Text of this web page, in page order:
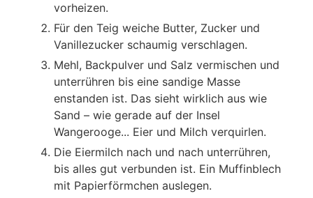
vorheizen.
Für den Teig weiche Butter, Zucker und
Vanillezucker schaumig verschlagen.
Mehl, Backpulver und Salz vermischen und
unterrühren bis eine sandige Masse
enstanden ist. Das sieht wirklich aus wie
Sand – wie gerade auf der Insel
Wangerooge... Eier und Milch verquirlen.
Die Eiermilch nach und nach unterrühren,
bis alles gut verbunden ist. Ein Muffinblech
mit Papierförmchen auslegen.